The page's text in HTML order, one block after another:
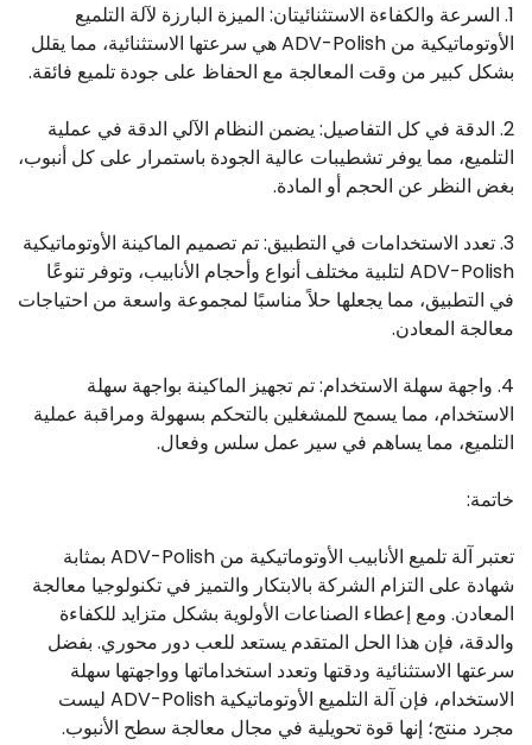
1. السرعة والكفاءة الاستثنائيتان: الميزة البارزة لآلة التلميع
الأوتوماتيكية من ADV-Polish هي سرعتها الاستثنائية، مما يقلل
بشكل كبير من وقت المعالجة مع الحفاظ على جودة تلميع فائقة.
2. الدقة في كل التفاصيل: يضمن النظام الآلي الدقة في عملية
التلميع، مما يوفر تشطيبات عالية الجودة باستمرار على كل أنبوب،
بغض النظر عن الحجم أو المادة.
3. تعدد الاستخدامات في التطبيق: تم تصميم الماكينة الأوتوماتيكية
ADV-Polish لتلبية مختلف أنواع وأحجام الأنابيب، وتوفر تنوعًا
في التطبيق، مما يجعلها حلاً مناسبًا لمجموعة واسعة من احتياجات
معالجة المعادن.
4. واجهة سهلة الاستخدام: تم تجهيز الماكينة بواجهة سهلة
الاستخدام، مما يسمح للمشغلين بالتحكم بسهولة ومراقبة عملية
التلميع، مما يساهم في سير عمل سلس وفعال.
خاتمة:
تعتبر آلة تلميع الأنابيب الأوتوماتيكية من ADV-Polish بمثابة
شهادة على التزام الشركة بالابتكار والتميز في تكنولوجيا معالجة
المعادن. ومع إعطاء الصناعات الأولوية بشكل متزايد للكفاءة
والدقة، فإن هذا الحل المتقدم يستعد للعب دور محوري. بفضل
سرعتها الاستثنائية ودقتها وتعدد استخداماتها وواجهتها سهلة
الاستخدام، فإن آلة التلميع الأوتوماتيكية ADV-Polish ليست
مجرد منتج؛ إنها قوة تحويلية في مجال معالجة سطح الأنبوب.